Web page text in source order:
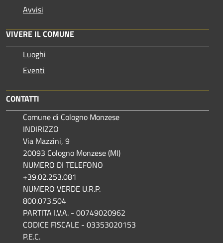
Avvisi
VIVERE IL COMUNE
Luoghi
Eventi
CONTATTI
Comune di Cologno Monzese
INDIRIZZO
Via Mazzini, 9
20093 Cologno Monzese (MI)
NUMERO DI TELEFONO
+39.02.253.081
NUMERO VERDE U.R.P.
800.073.504
PARTITA I.V.A. - 00749020962
CODICE FISCALE - 03353020153
P.E.C.